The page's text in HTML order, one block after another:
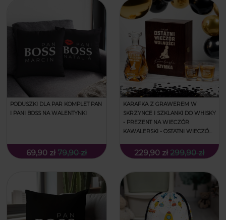
PODUSZKI DLA PAR KOMPLET PAN
I PANI BOSS NA WALENTYNKI
69,90 zł 79,90 zł
KARAFKA Z GRAWEREM W
SKRZYNCE I SZKLANKI DO WHISKY
- PREZENT NA WIECZÓR
KAWALERSKI - OSTATNI WIECZÓR
229,90 zł 299,90 zł